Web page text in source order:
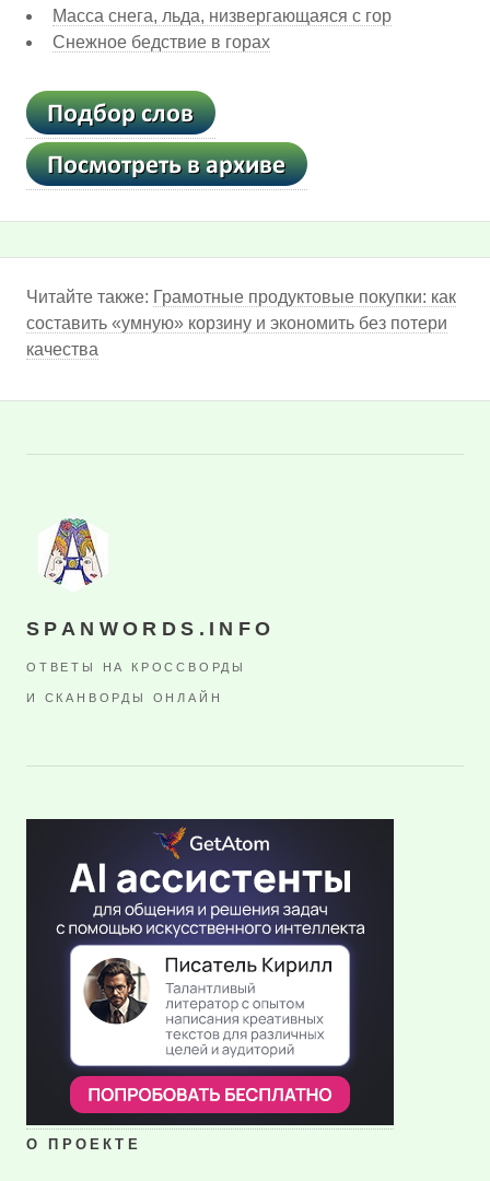
Масса снега, льда, низвергающаяся с гор
Снежное бедствие в горах
Читайте также: Грамотные продуктовые покупки: как
составить «умную» корзину и экономить без потери
качества
SPANWORDS.INFO
ОТВЕТЫ НА КРОССВОРДЫ
И СКАНВОРДЫ ОНЛАЙН
О ПРОЕКТЕ